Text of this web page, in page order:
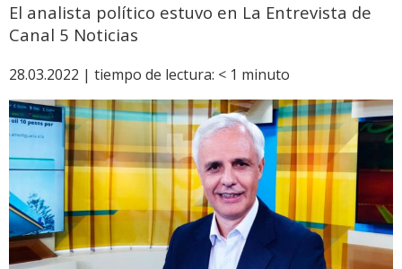
El analista político estuvo en La Entrevista de
Canal 5 Noticias
28.03.2022 | tiempo de lectura: < 1 minuto